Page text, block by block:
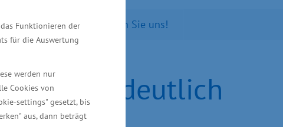
Funktionieren der
für die Auswertung
werden nur
Cookies von
settings" gesetzt, bis
aus, dann beträgt
Sie Kontaktieren Sie uns!
deutlich